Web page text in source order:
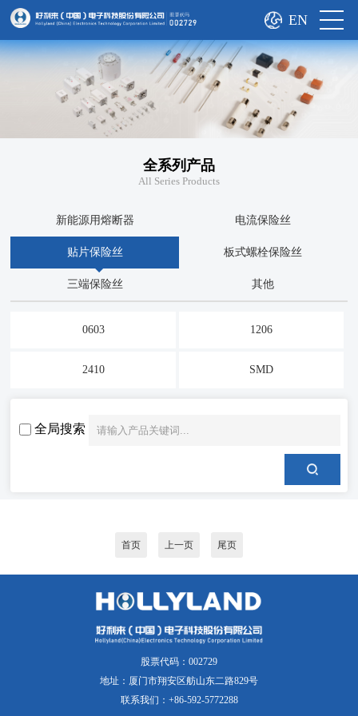
EN
全系列产品
All Series Products
新能源用熔断器 电流保险丝
贴片保险丝 板式螺栓保险丝
三端保险丝 其他
0603 1206
2410 SMD
全局搜索
首页 上一页 尾页
股票代码：002729
地址：厦门市翔安区舫山东二路829号
联系我们：+86-592-5772288